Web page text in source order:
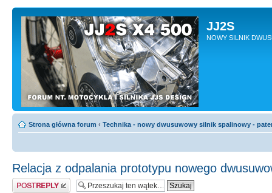
JJ2S
NOWY SILNIK
Strona główna forum ‹ Technika - nowy dwusuwowy silnik spalinowy -
Relacja z odpalania prototypu nowego
Odpowiedz